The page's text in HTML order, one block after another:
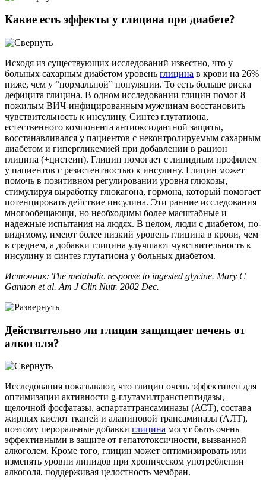
Какие есть эффекты у глицина при диабете?
Исходя из существующих исследований известно, что у
больных сахарным диабетом уровень глицина в крови на 26%
ниже, чем у “нормальной” популяции. То есть больше риска
дефицита глицина. В одном исследовании глицин помог 8
пожилым ВИЧ-инфицированным мужчинам восстановить
чувствительность к инсулину. Синтез глутатиона,
естественного компонента антиоксидантной защиты,
восстанавливался у пациентов с неконтролируемым сахарным
диабетом и гипергликемией при добавлении в рацион
глицина (+цистеин). Глицин помогает с липидным профилем
у пациентов с резистентностью к инсулину. Глицин может
помочь в позитивном регулировании уровня глюкозы,
стимулируя выработку глюкагона, гормона, который помогает
потенцировать действие инсулина. Эти ранние исследования
многообещающи, но необходимы более масштабные и
надежные испытания на людях. В целом, люди с диабетом, по-
видимому, имеют более низкий уровень глицина в крови, чем
в среднем, а добавки глицина улучшают чувствительность к
инсулину и синтез глутатиона у больных диабетом.
Источник: The metabolic response to ingested glycine. Mary C
Gannon et al. Am J Clin Nutr. 2002 Dec.
Действительно ли глицин защищает печень от
алкоголя?
Исследования показывают, что глицин очень эффективен для
оптимизации активности g-глутамилтранспептидазы,
щелочной фосфатазы, аспартаттрансаминазы (АСТ), состава
жирных кислот тканей и аланиновой трансаминазы (АЛТ),
поэтому пероральные добавки глицина могут быть очень
эффективными в защите от гепатотоксичности, вызванной
алкоголем. Кроме того, глицин может оптимизировать или
изменять уровни липидов при хроническом употреблении
алкоголя, поддерживая целостность мембран.